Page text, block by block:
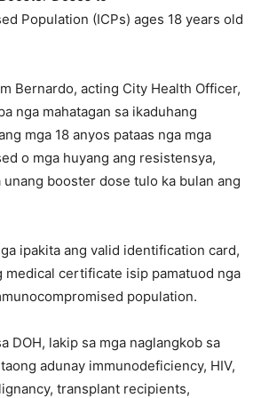
Population (ICPs) ages 18 years old
Bernardo, acting City Health Officer,
nga mahatagan sa ikaduhang
mga 18 anyos pataas nga mga
o mga huyang ang resistensya,
unang booster dose tulo ka bulan ang
ipakita ang valid identification card,
medical certificate isip pamatuod nga
population.
DOH, lakip sa mga naglangkob sa
adunay immunodeficiency, HIV,
transplant recipients,